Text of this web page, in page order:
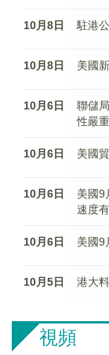
10月8日 駐港
10月8日 美國
10月6日
聯儲
性嚴
10月6日 美國
10月6日
美國9
速度
10月6日 美國9
10月5日 港大
視頻